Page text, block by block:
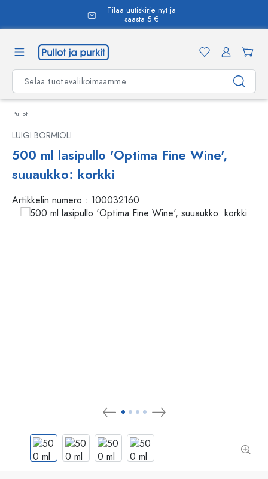
Tilaa uutiskirje nyt ja
säästä 5 €
Pullot
LUIGI BORMIOLI
500 ml lasipullo 'Optima Fine Wine',
suuaukko: korkki
Artikkelin numero : 100032160